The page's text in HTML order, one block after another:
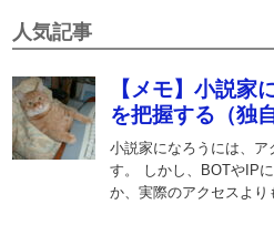
人気記事